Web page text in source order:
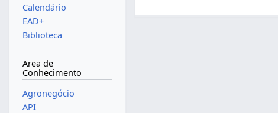
Calendário
EAD+
Biblioteca
Area de
Conhecimento
Agronegócio
API